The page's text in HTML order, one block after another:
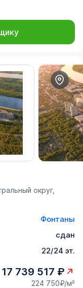
округ,
Фонтаны
сдан
22/24 эт.
17 739 517 ₽
224 750₽/м²